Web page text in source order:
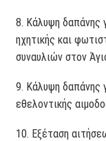
8. Κάλυψη δαπάνης
ηχητικής και
συναυλιών στον
9. Κάλυψη δαπάνης
εθελοντικής
10. Εξέταση